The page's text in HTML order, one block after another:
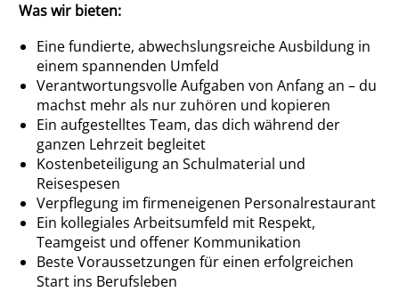
Was wir bieten:
Eine fundierte, abwechslungsreiche Ausbildung in
einem spannenden Umfeld
Verantwortungsvolle Aufgaben von Anfang an – du
machst mehr als nur zuhören und kopieren
Ein aufgestelltes Team, das dich während der
ganzen Lehrzeit begleitet
Kostenbeteiligung an Schulmaterial und
Reisespesen
Verpflegung im firmeneigenen Personalrestaurant
Ein kollegiales Arbeitsumfeld mit Respekt,
Teamgeist und offener Kommunikation
Beste Voraussetzungen für einen erfolgreichen
Start ins Berufsleben